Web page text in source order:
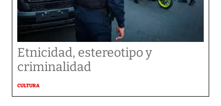
Etnicidad, estereotipo y
criminalidad
CULTURA